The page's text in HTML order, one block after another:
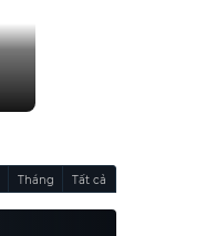
Tháng Tất cả